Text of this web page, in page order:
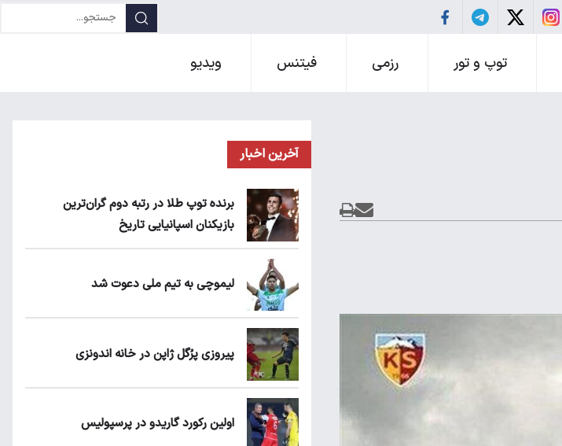
توپ و تور رزمی فیتنس ویدیو
آخرین اخبار
برنده توپ طلا در رتبه دوم گران‌ترین
بازیکنان اسپانیایی تاریخ
لیموچی به تیم ملی دعوت شد
پیروزی پرُگل ژاپن در خانه اندونزی
اولین رکورد گاریدو در پرسپولیس